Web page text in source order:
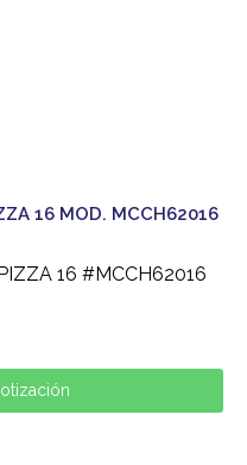
16 MOD. MCCH62016
16 #MCCH62016